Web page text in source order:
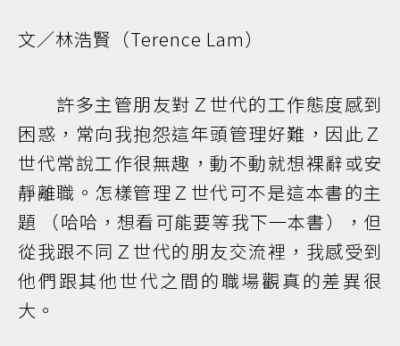
文／林浩賢（Terence Lam）
許多主管朋友對Ｚ世代的工作態度感到
困惑，常向我抱怨這年頭管理好難，因此Ｚ
世代常說工作很無趣，動不動就想裸辭或安
靜離職。怎樣管理Ｚ世代可不是這本書的主
題 （哈哈，想看可能要等我下一本書），但
從我跟不同Ｚ世代的朋友交流裡，我感受到
他們跟其他世代之間的職場觀真的差異很
大。